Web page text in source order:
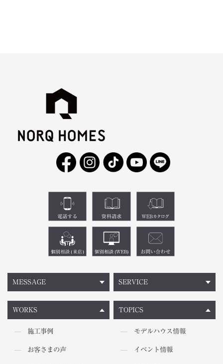
MESSAGE
WORKS
施工事例
お客さまの声
TOPICS
モデルハウス情報
イベント情報
SERVICE